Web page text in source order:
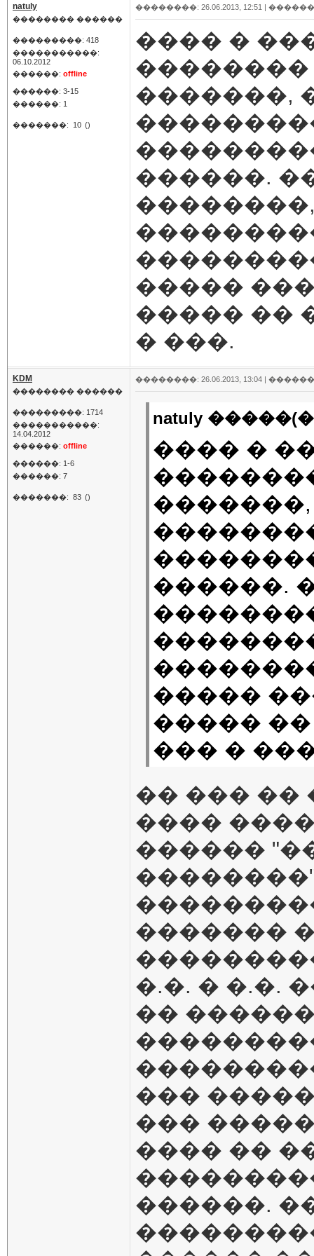
natuly
�������� ������
���������: 418
�����������:
06.10.2012
������: offline
������: 3-15
������: 1
�������: 10 ()
��������: 26.06.2013, 12:51 |
���� �
�������,
������.
�����
����� ��
� ���.
KDM
�������� ������
���������: 1714
�����������:
14.04.2012
������: offline
������: 1-6
������: 7
�������: 83 ()
��������: 26.06.2013, 13:04 |
natuly
���� �
������.
�����
�����
��� �
�� ��� ��
����
������
�������
�.�. � �.�.
��
���
���
���� ��
������.